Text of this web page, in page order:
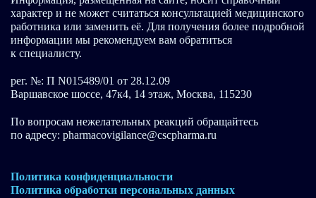
характер и не может считаться консультацией медицинского
работника или заменить её. Для получения более подробной
информации мы рекомендуем вам обратиться
к специалисту.
рег. №: П N015489/01 от 28.12.09
Варшавское шоссе, 47к4, 14 этаж, Москва, 115230
По вопросам нежелательных реакций обращайтесь
по адресу: pharmacovigilance@cscpharma.ru
Политика конфиденциальности
Политика обработки персональных данных